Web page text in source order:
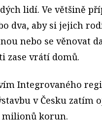
lidí. Ve většině
dva, aby si jejich
nebo se věnovat
zase vrátí domů.
Integrovaného
v Česku zatím
milionů korun.